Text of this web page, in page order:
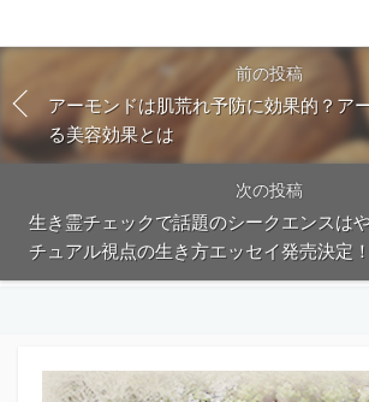
前の投稿
アーモンドは肌荒れ予防に効果的？ア
る美容効果とは
次の投稿
生き霊チェックで話題のシークエンスは
チュアル視点の生き方エッセイ発売決定！